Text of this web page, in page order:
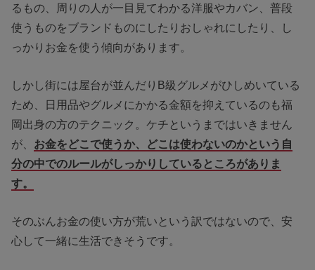
るもの、周りの人が一目見てわかる洋服やカバン、普段
使うものをブランドものにしたりおしゃれにしたり、し
っかりお金を使う傾向があります。
しかし街には屋台が並んだりB級グルメがひしめいている
ため、日用品やグルメにかかる金額を抑えているのも福
岡出身の方のテクニック。ケチというまではいきません
が、 お金をどこで使うか、どこは使わないのかという自
分の中でのルールがしっかりしているところがありま
す。
そのぶんお金の使い方が荒いという訳ではないので、安
心して一緒に生活できそうです。